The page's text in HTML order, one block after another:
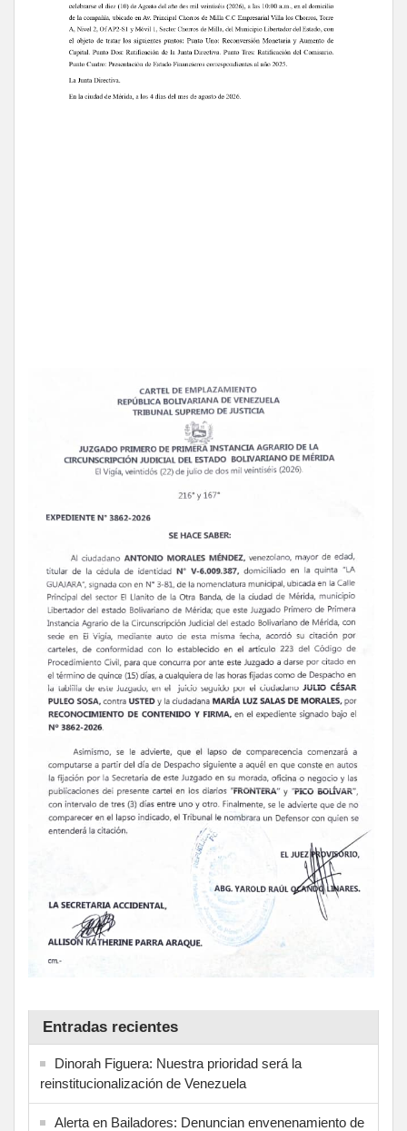
Entradas recientes
Dinorah Figuera: Nuestra prioridad será la
reinstitucionalización de Venezuela
Alerta en Bailadores: Denuncian envenenamiento de